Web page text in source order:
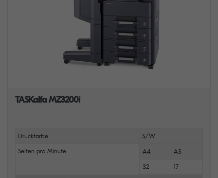
TASKalfa MZ3200i
Druckfarbe S/W
Seiten pro Minute A4 A3
32 17